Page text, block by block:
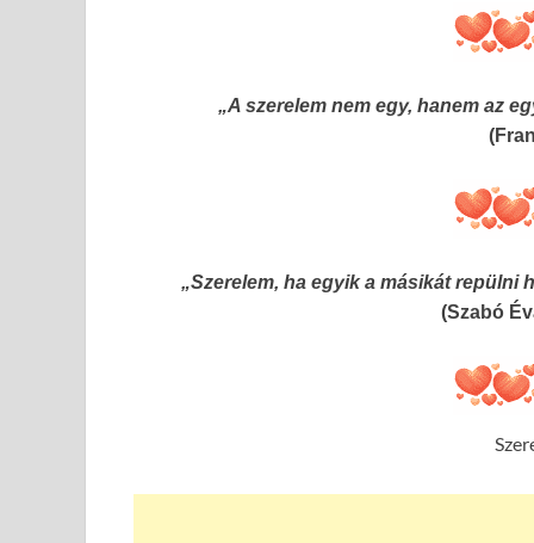
„A szerelem nem egy, hanem az
„Szerelem, ha egyik a másikát repülni
(Szabó